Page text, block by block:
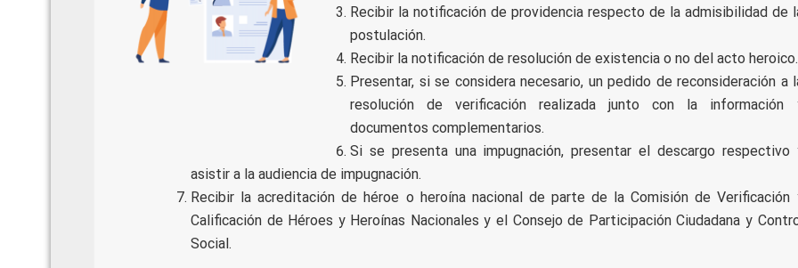
Recibir la notificación de providencia respecto de la admisibilidad de
postulación.
Recibir la notificación de resolución de existencia o no del acto heroico.
Presentar, si se considera necesario, un pedido de reconsideración a
resolución de verificación realizada junto con la información
documentos complementarios.
Si se presenta una impugnación, presentar el descargo respectivo
asistir a la audiencia de impugnación.
Recibir la acreditación de héroe o heroína nacional de parte de la Comisión de Verificación
Calificación de Héroes y Heroínas Nacionales y el Consejo de Participación Ciudadana y
Social.